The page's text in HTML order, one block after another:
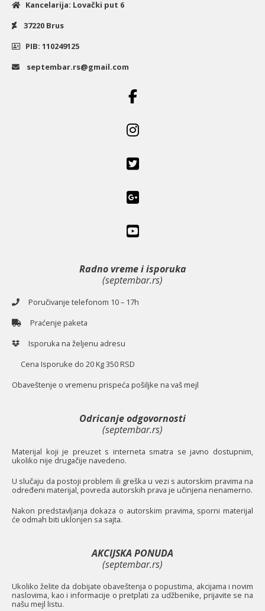
Kancelarija: Lovački put 6
37220 Brus
PIB: 110249125
septembar.rs@gmail.com
Radno vreme i isporuka
(septembar.rs)
Poručivanje telefonom 10 – 17h
Praćenje paketa
Isporuka na željenu adresu
Cena Isporuke do 20 Kg 350 RSD
Obaveštenje o vremenu prispeća pošiljke na vaš mejl
Odricanje odgovornosti
(septembar.rs)
Materijal koji je preuzet s interneta smatra se javno dostupnim,
ukoliko nije drugačije navedeno.
U slučaju da postoji problem ili greška u vezi s autorskim pravima na
određeni materijal, povreda autorskih prava je učinjena nenamerno.
Nakon predstavljanja dokaza o autorskim pravima, sporni materijal
će odmah biti uklonjen sa sajta.
AKCIJSKA PONUDA
(septembar.rs)
Ukoliko želite da dobijate obaveštenja o popustima, akcijama i novim
naslovima, kao i informacije o pretplati za udžbenike, prijavite se na
našu mejl listu.